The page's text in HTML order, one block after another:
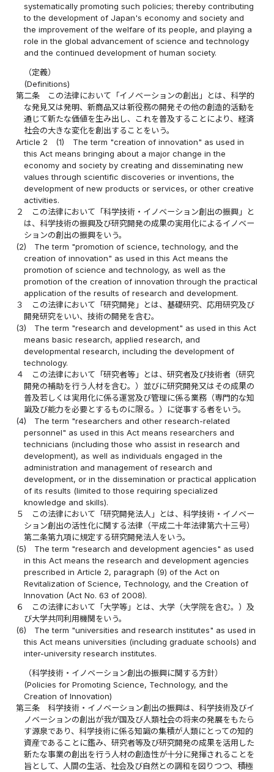
systematically promoting such policies; thereby contributing
to the development of Japan's economy and society and
the improvement of the welfare of its people, and playing a
role in the global advancement of science and technology
and the continued development of human society.
（定義）
(Definitions)
第二条
この法律において「イノベーションの創出」とは、科学的
な発見又は発明、新商品又は新役務の開発その他の創造的活動を
通じて新たな価値を生み出し、これを普及することにより、経済
社会の大きな変化を創出することをいう。
Article 2
(1)
The term "creation of innovation" as used in
this Act means bringing about a major change in the
economy and society by creating and disseminating new
values through scientific discoveries or inventions, the
development of new products or services, or other creative
activities.
２
この法律において「科学技術・イノベーション創出の振興」と
は、科学技術の振興及び研究開発の成果の実用化によるイノベー
ションの創出の振興をいう。
(2)
The term "promotion of science, technology, and the
creation of innovation" as used in this Act means the
promotion of science and technology, as well as the
promotion of the creation of innovation through the practical
application of the results of research and development.
３
この法律において「研究開発」とは、基礎研究、応用研究及び
開発研究をいい、技術の開発を含む。
(3)
The term "research and development" as used in this Act
means basic research, applied research, and
developmental research, including the development of
technology.
４
この法律において「研究者等」とは、研究者及び技術者（研究
開発の補助を行う人材を含む。）並びに研究開発又はその成果の
普及若しくは実用化に係る運営及び管理に係る業務（専門的な知
識及び能力を必要とするものに限る。）に従事する者をいう。
(4)
The term "researchers and other research-related
personnel" as used in this Act means researchers and
technicians (including those who assist in research and
development), as well as individuals engaged in the
administration and management of research and
development, or in the dissemination or practical application
of its results (limited to those requiring specialized
knowledge and skills).
５
この法律において「研究開発法人」とは、科学技術・イノベー
ション創出の活性化に関する法律（平成二十年法律第六十三号）
第二条第九項に規定する研究開発法人をいう。
(5)
The term "research and development agencies" as used
in this Act means the research and development agencies
prescribed in Article 2, paragraph (9) of the Act on
Revitalization of Science, Technology, and the Creation of
Innovation (Act No. 63 of 2008).
６
この法律において「大学等」とは、大学（大学院を含む。）及
び大学共同利用機関をいう。
(6)
The term "universities and research institutes" as used in
this Act means universities (including graduate schools) and
inter-university research institutes.
（科学技術・イノベーション創出の振興に関する方針）
(Policies for Promoting Science, Technology, and the
Creation of Innovation)
第三条
科学技術・イノベーション創出の振興は、科学技術及びイ
ノベーションの創出が我が国及び人類社会の将来の発展をもたら
す源泉であり、科学技術に係る知識の集積が人類にとっての知的
資産であることに鑑み、研究者等及び研究開発の成果を活用した
新たな事業の創出を行う人材の創造性が十分に発揮されることを
旨として、人間の生活、社会及び自然との調和を図りつつ、積極